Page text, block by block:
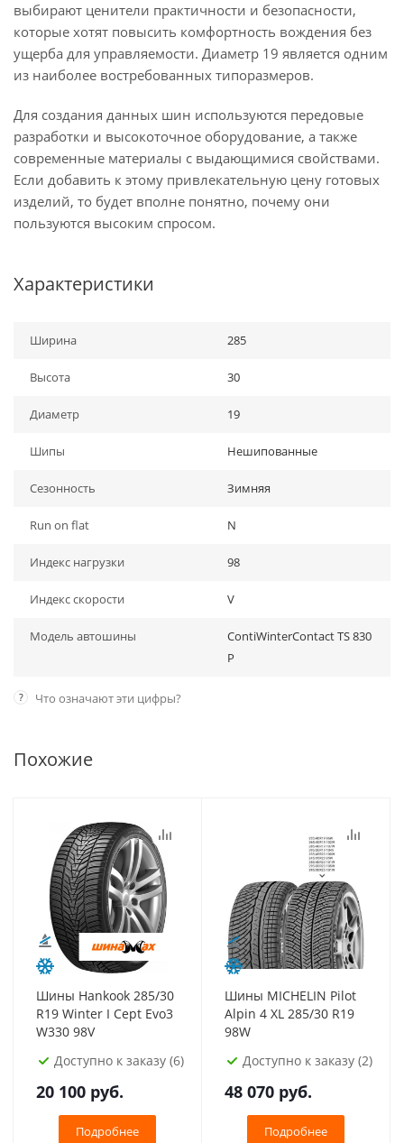
выбирают ценители практичности и безопасности,
которые хотят повысить комфортность вождения без
ущерба для управляемости. Диаметр 19 является одним
из наиболее востребованных типоразмеров.
Для создания данных шин используются передовые
разработки и высокоточное оборудование, а также
современные материалы с выдающимися свойствами.
Если добавить к этому привлекательную цену готовых
изделий, то будет вполне понятно, почему они
пользуются высоким спросом.
Характеристики
Ширина 285
Высота 30
Диаметр 19
Шипы Нешипованные
Сезонность Зимняя
Run on flat N
Индекс нагрузки 98
Индекс скорости V
Модель автошины
ContiWinterContact TS 830
P
? Что означают эти цифры?
Похожие
Шины Hankook 285/30
R19 Winter I Cept Evo3
W330 98V
Доступно к заказу (6)
20 100 руб.
Подробнее
Шины MICHELIN Pilot
Alpin 4 XL 285/30 R19
98W
Доступно к заказу (2)
48 070 руб.
Подробнее